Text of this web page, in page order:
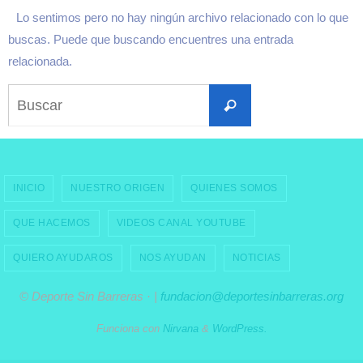
Lo sentimos pero no hay ningún archivo relacionado con lo que
buscas. Puede que buscando encuentres una entrada
relacionada.
Buscar
INICIO NUESTRO ORIGEN QUIENES SOMOS
QUE HACEMOS VIDEOS CANAL YOUTUBE
QUIERO AYUDAROS NOS AYUDAN NOTICIAS
© Deporte Sin Barreras · | fundacion@deportesinbarreras.org
Funciona con Nirvana& WordPress.